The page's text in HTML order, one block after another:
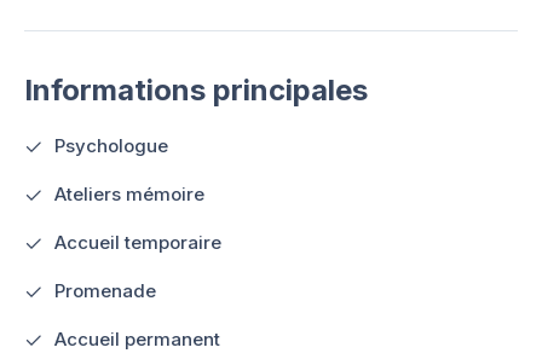
Informations principales
Psychologue
Ateliers mémoire
Accueil temporaire
Promenade
Accueil permanent